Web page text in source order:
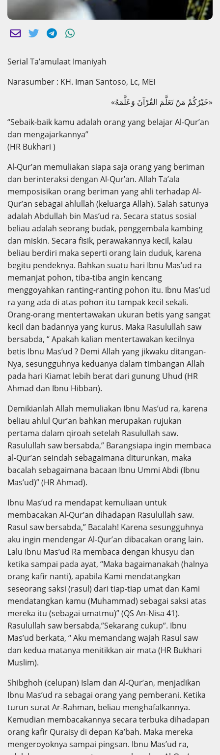
Serial Ta’amulaat Imaniyah
Narasumber : KH. Iman Santoso, Lc, MEI
«خَيْرُكُمْ مَنْ تَعَلَّمَ القُرْآنَ وَعَلَّمَهُ»
“Sebaik-baik kamu adalah orang yang belajar Al-Qur’an
dan mengajarkannya”
(HR Bukhari )
Al-Qur’an memuliakan siapa saja orang yang beriman
dan berinteraksi dengan Al-Qur’an. Allah Ta’ala
memposisikan orang beriman yang ahli terhadap Al-
Qur’an sebagai ahlullah (keluarga Allah). Salah satunya
adalah Abdullah bin Mas’ud ra. Secara status sosial
beliau adalah seorang budak, penggembala kambing
dan miskin. Secara fisik, perawakannya kecil, kalau
beliau berdiri maka seperti orang lain duduk, karena
begitu pendeknya. Bahkan suatu hari Ibnu Mas’ud ra
memanjat pohon, tiba-tiba angin kencang
menggoyahkan ranting-ranting pohon itu. Ibnu Mas’ud
ra yang ada di atas pohon itu tampak kecil sekali.
Orang-orang mentertawakan ukuran betis yang sangat
kecil dan badannya yang kurus. Maka Rasulullah saw
bersabda, “ Apakah kalian mentertawakan kecilnya
betis Ibnu Mas’ud ? Demi Allah yang jikwaku ditangan-
Nya, sesungguhnya keduanya dalam timbangan Allah
pada hari Kiamat lebih berat dari gunung Uhud (HR
Ahmad dan Ibnu Hibban).
Demikianlah Allah memuliakan Ibnu Mas’ud ra, karena
beliau ahlul Qur’an bahkan merupakan rujukan
pertama dalam qiroah setelah Rasulullah saw.
Rasulullah saw bersabda,” Barangsiapa ingin membaca
al-Qur’an seindah sebagaimana diturunkan, maka
bacalah sebagaimana bacaan Ibnu Ummi Abdi (Ibnu
Mas’ud)” (HR Ahmad).
Ibnu Mas’ud ra mendapat kemuliaan untuk
membacakan Al-Qur’an dihadapan Rasulullah saw.
Rasul saw bersabda,” Bacalah! Karena sesungguhnya
aku ingin mendengar Al-Qur’an dibacakan orang lain.
Lalu Ibnu Mas’ud Ra membaca dengan khusyu dan
ketika sampai pada ayat, “Maka bagaimanakah (halnya
orang kafir nanti), apabila Kami mendatangkan
seseorang saksi (rasul) dari tiap-tiap umat dan Kami
mendatangkan kamu (Muhammad) sebagai saksi atas
mereka itu (sebagai umatmu)” (QS An-Nisa 41).
Rasulullah saw bersabda,”Sekarang cukup”. Ibnu
Mas’ud berkata, “ Aku memandang wajah Rasul saw
dan kedua matanya menitikkan air mata (HR Bukhari
Muslim).
Shibghoh (celupan) Islam dan Al-Qur’an, menjadikan
Ibnu Mas’ud ra sebagai orang yang pemberani. Ketika
turun surat Ar-Rahman, beliau menghafalkannya.
Kemudian membacakannya secara terbuka dihadapan
orang kafir Quraisy di depan Ka’bah. Maka mereka
mengeroyoknya sampai pingsan. Ibnu Mas’ud ra,